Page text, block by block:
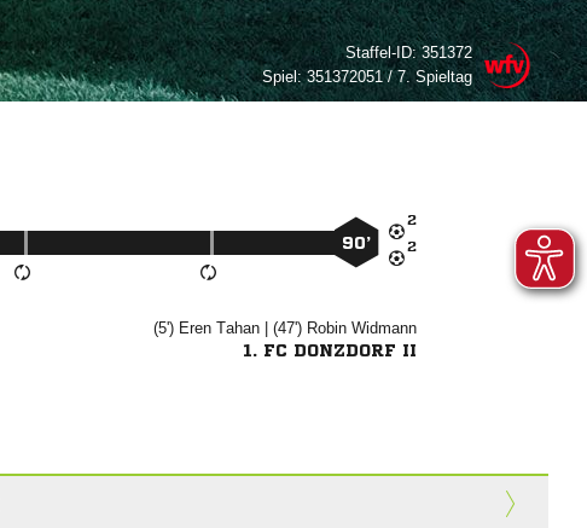
Staffel-ID:351372
Spiel:351372051 / 7. Spieltag


90’
(5')   | (47')  
1. FC DONZDORF II